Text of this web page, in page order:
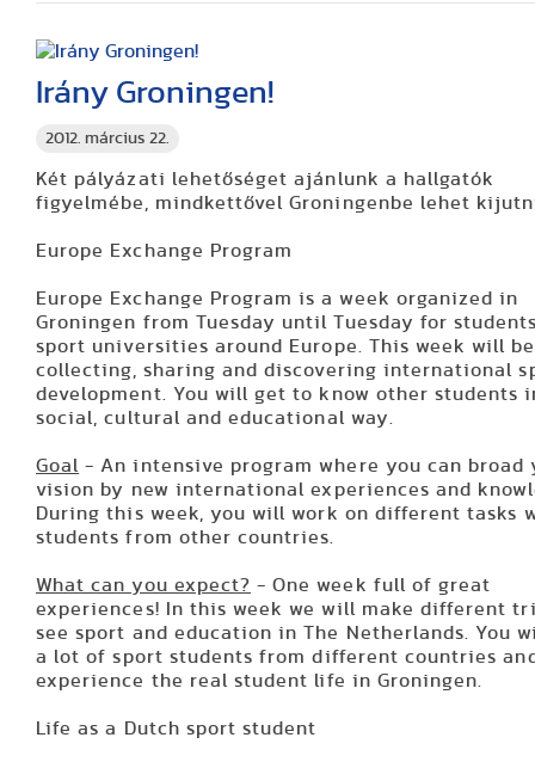
2012. március 22.
Irány Groningen!
Két pályázati lehetőséget ajánlunk a hallgatók
figyelmébe, mindkettővel Groningenbe lehet
Europe Exchange Program
Europe Exchange Program is a week organized in
Groningen from Tuesday until Tuesday for
sport universities around Europe. This week will
collecting, sharing and discovering international
development. You will get to know other students
social, cultural and educational way.
Goal
- An intensive program where you can broad
vision by new international experiences and
During this week, you will work on different tasks
students from other countries.
What can you expect? - One week full of great
experiences! In this week we will make different
see sport and education in The Netherlands. You
a lot of sport students from different countries
experience the real student life in Groningen.
Life as a Dutch sport student